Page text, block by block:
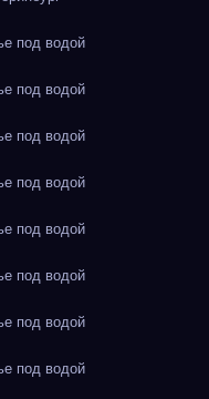
под водой
под водой
под водой
под водой
под водой
под водой
под водой
под водой